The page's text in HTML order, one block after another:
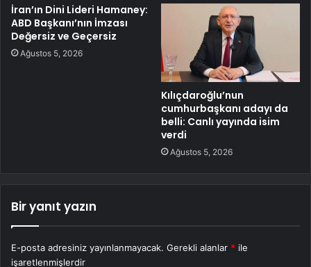
İran’ın Dini Lideri Hamaney:
ABD Başkanı’nın İmzası
Değersiz ve Geçersiz
Ağustos 5, 2026
Kılıçdaroğlu’nun
cumhurbaşkanı adayı da
belli: Canlı yayında isim
verdi
Ağustos 5, 2026
Bir yanıt yazın
E-posta adresiniz yayınlanmayacak. Gerekli alanlar * ile
işaretlenmişlerdir